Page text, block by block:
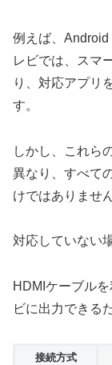
例えば、
レビでは、スマ
り、対応アプリ
す。
しかし、これら
異なり、すべて
けではありません
対応していない
HDMIケーブル
ビに出力できる
接続方式